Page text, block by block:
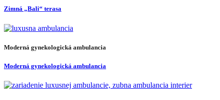
Zimná „Bali“ terasa
Moderná gynekologická ambulancia
Moderná gynekologická ambulancia